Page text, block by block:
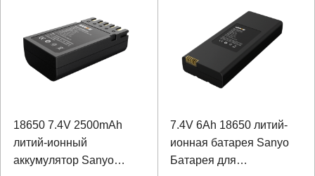
18650 7.4V 2500mAh
литий-ионный
аккумулятор Sanyo
7.4V 6Ah 18650 литий-
ионная батарея Sanyo
Батарея для